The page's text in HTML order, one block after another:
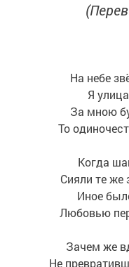
На небе
Я
За мною
То
Когда
Сияли те же
Иное
Любовью
Зачем же
Не